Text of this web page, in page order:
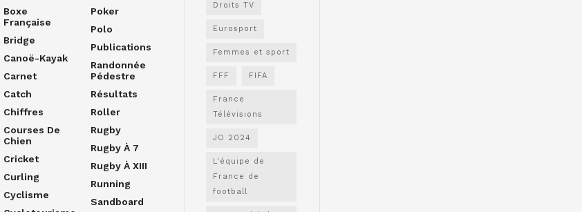
Boxe
Française
Bridge
Canoë-Kayak
Carnet
Catch
Chiffres
Courses De
Chien
Cricket
Curling
Cyclisme
Poker
Polo
Publications
Randonnée
Pédestre
Résultats
Roller
Rugby
Rugby À 7
Rugby À XIII
Running
Sandboard
Droits TV
Eurosport
Femmes et sport
FFF FIFA
France
Télévisions
JO 2024
L'équipe de
France de
football